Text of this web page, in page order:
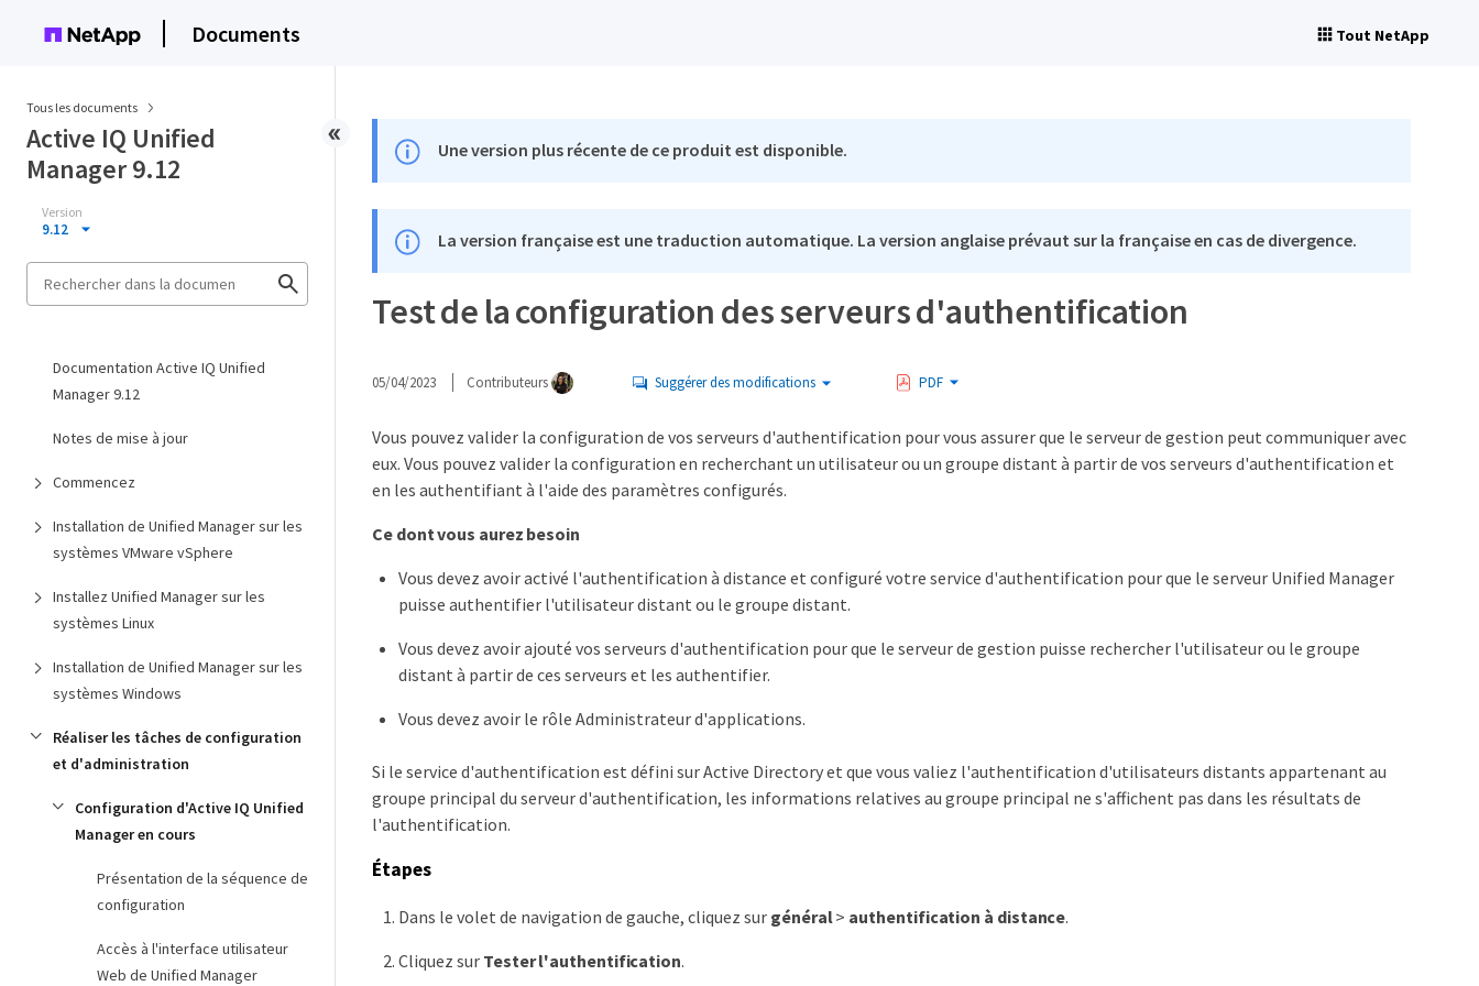
Documents Tout NetApp
Tous les documents
Active IQ Unified
Manager 9.12
Version
9.12
Documentation Active IQ Unified
Manager 9.12
Notes de mise à jour
Commencez
Installation de Unified Manager sur les
systèmes VMware vSphere
Installez Unified Manager sur les
systèmes Linux
Installation de Unified Manager sur les
systèmes Windows
Réaliser les tâches de configuration
et d'administration
Configuration d'Active IQ Unified
Manager en cours
Présentation de la séquence de
configuration
Accès à l'interface utilisateur
Web de Unified Manager
Une version plus récente de ce produit est disponible.
La version française est une traduction automatique. La version anglaise prévaut sur la française en cas de divergence.
Test de la configuration des serveurs d'authentification
05/04/2023 Contributeurs Suggérer des modifications PDF
Vous pouvez valider la configuration de vos serveurs d'authentification pour vous assurer que le serveur de gestion peut communiquer avec
eux. Vous pouvez valider la configuration en recherchant un utilisateur ou un groupe distant à partir de vos serveurs d'authentification et
en les authentifiant à l'aide des paramètres configurés.
Ce dont vous aurez besoin
Vous devez avoir activé l'authentification à distance et configuré votre service d'authentification pour que le serveur Unified Manager
puisse authentifier l'utilisateur distant ou le groupe distant.
Vous devez avoir ajouté vos serveurs d'authentification pour que le serveur de gestion puisse rechercher l'utilisateur ou le groupe
distant à partir de ces serveurs et les authentifier.
Vous devez avoir le rôle Administrateur d'applications.
Si le service d'authentification est défini sur Active Directory et que vous valiez l'authentification d'utilisateurs distants appartenant au
groupe principal du serveur d'authentification, les informations relatives au groupe principal ne s'affichent pas dans les résultats de
l'authentification.
Étapes
Dans le volet de navigation de gauche, cliquez sur général> authentification à distance.
Cliquez sur Tester l'authentification.